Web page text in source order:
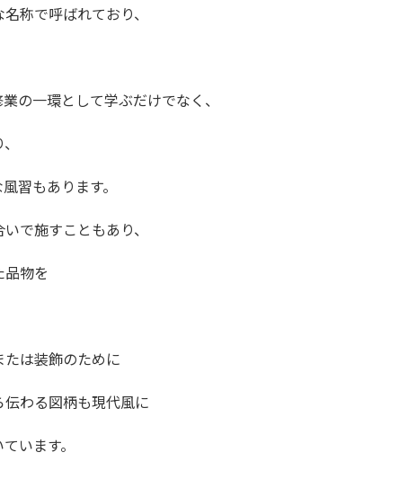
称で呼ばれており、
の一環として学ぶだけでなく、
習もあります。
で施すこともあり、
物を
は装飾のために
わる図柄も現代風に
います。